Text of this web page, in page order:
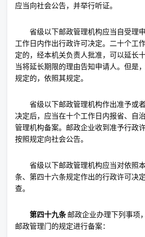
应当向社会公告，并举行听证。
省级以下邮政管理机构应当自受理
工作日内作出行政许可决定。二十个工
定的，经本机关负责人批准，可以延长
当将延长期限的理由告知申请人。但是
规定的，依照其规定。
省级以下邮政管理机构作出准予或
决定后，应当在十个工作日内报省、自
管理机构备案。邮政企业收到准予行政
按照规定向社会公告。
省级以下邮政管理机构应当对依照
条、第四十六条规定作出的行政许可决
查。
第四十九条邮政企业办理下列事项
邮政管理门的规定进行备案：